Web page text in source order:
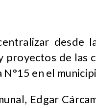
desde
de las
en el
Edgar